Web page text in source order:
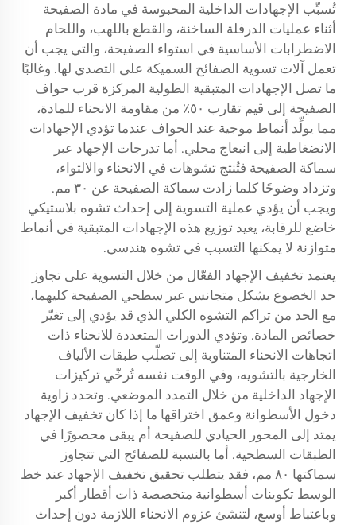
تُسبِّب الإجهادات الداخلية المحبوسة في مادة الصفيحة
أثناء عمليات الدرفلة الساخنة، والقطع باللهب، واللحام
الاضطرابات الأساسية في استواء الصفيحة، والتي يجب أن
تعمل آلات تسوية الصفائح السميكة على التصدي لها. وغالبًا
ما تصل الإجهادات المتبقية الطولية المركزة قرب حواف
الصفيحة إلى قيم تقارب ٥٠٪ من مقاومة الانحناء للمادة،
مما يولِّد أنماط موجية عند الحواف عندما تؤدي الإجهادات
الانضغاطية إلى انبعاج محلي. أما تدرجات الإجهاد عبر
سماكة الصفيحة فتُنتج تشوهات في الانحناء والالتواء،
وتزداد وضوحًا كلما زادت سماكة الصفيحة عن ٣٠ مم.
ويجب أن يؤدي عملية التسوية إلى إحداث تشوه بلاستيكي
خاضع للرقابة، يعيد توزيع هذه الإجهادات المتبقية في أنماط
متوازنة لا يمكنها التسبب في تشوه هندسي.
يعتمد تخفيف الإجهاد الفعّال من خلال التسوية على تجاوز
حد الخضوع بشكل متجانس عبر سطحي الصفيحة كليهما،
مع الحد من تراكم التشوه الكلي الذي قد يؤدي إلى تغيّر
خصائص المادة. وتؤدي الدورات المتعددة للانحناء ذات
اتجاهات الانحناء المتناوبة إلى تصلّب طبقات الألياف
الخارجية بالتشويه، وفي الوقت نفسه تُرخّي تركيزات
الإجهاد الداخلية من خلال التمدد الموضعي. وتحدد زاوية
دخول الأسطوانة وعمق اختراقها ما إذا كان تخفيف الإجهاد
يمتد إلى المحور الحيادي للصفيحة أم يبقى محصورًا في
الطبقات السطحية. أما بالنسبة للصفائح التي تتجاوز
سماكتها ٨٠ مم، فقد يتطلب تحقيق تخفيف الإجهاد عند خط
الوسط تكوينات أسطوانية متخصصة ذات أقطار أكبر
وباعتباط أوسع، لتنشئ عزوم الانحناء اللازمة دون إحداث